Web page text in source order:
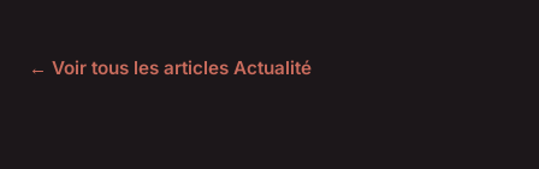
← Voir tous les articles Actualité